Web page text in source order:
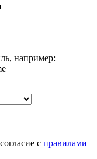
например:
с правилами